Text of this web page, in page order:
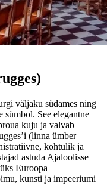
väljaku südames ning
sümbol. See elegantne
kuju ja valvab
(linna ümber
kohtulik ja
astuda Ajaloolisse
Euroopa
kunsti ja impeeriumi